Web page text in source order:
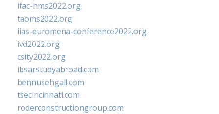
ifac-hms2022.org
taoms2022.org
iias-euromena-conference2022.org
ivd2022.org
csity2022.org
ibsarstudyabroad.com
bennusehgall.com
tsecincinnati.com
roderconstructiongroup.com